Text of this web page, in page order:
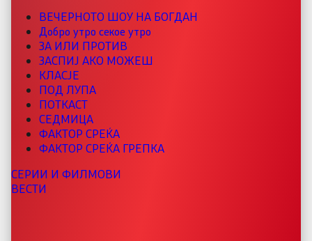
ВЕЧЕРНОТО ШОУ НА БОГДАН
Добро утро секое утро
ЗА ИЛИ ПРОТИВ
ЗАСПИЈ АКО МОЖЕШ
КЛАСЈЕ
ПОД ЛУПА
ПОТКАСТ
СЕДМИЦА
ФАКТОР СРЕЌА
ФАКТОР СРЕЌА ГРЕПКА
СЕРИИ И ФИЛМОВИ
ВЕСТИ